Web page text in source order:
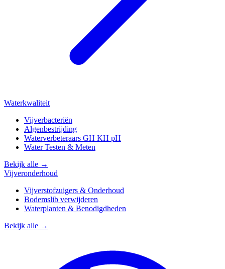
Waterkwaliteit
Vijverbacteriën
Algenbestrijding
Waterverbeteraars GH KH pH
Water Testen & Meten
Bekijk alle →
Vijveronderhoud
Vijverstofzuigers & Onderhoud
Bodemslib verwijderen
Waterplanten & Benodigdheden
Bekijk alle →